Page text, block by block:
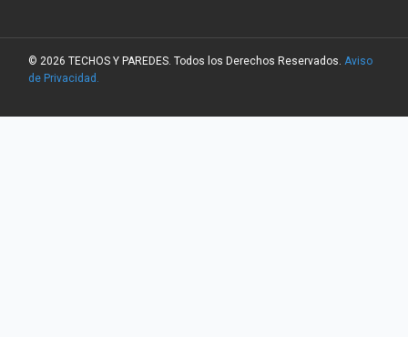
© 2026 TECHOS Y PAREDES. Todos los Derechos Reservados. Aviso
de Privacidad.